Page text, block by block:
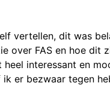
vertellen, dit was
over FAS en hoe dit
interessant en
er bezwaar tegen